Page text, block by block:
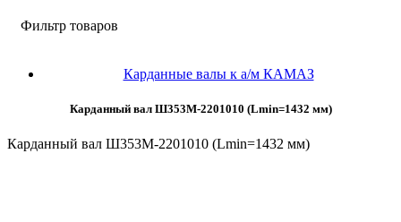
Фильтр товаров
Карданные валы к а/м КАМАЗ
Карданный вал Ш353М-2201010 (Lmin=1432 мм)
Карданный вал Ш353М-2201010 (Lmin=1432 мм)